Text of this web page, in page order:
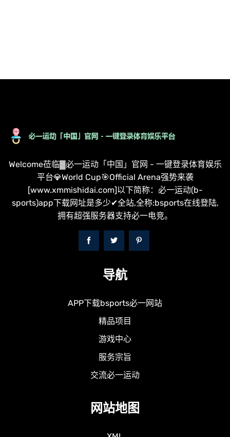
Welcome莅临▓必一运动「中国」官网 - 一键登录体育娱乐
平台💎World Cup🎯Official Arena强势来袭
[www.xmmishidai.com]以下简称：必一运动(b-
sports)app下载网址是多少✔全站,全称:bsports在线登陆,
拥有超强服务器支持必一电竞。
导航
APP下载bsports必一网站
精品项目
游戏中心
服务宗旨
交流必一运动
网站地图